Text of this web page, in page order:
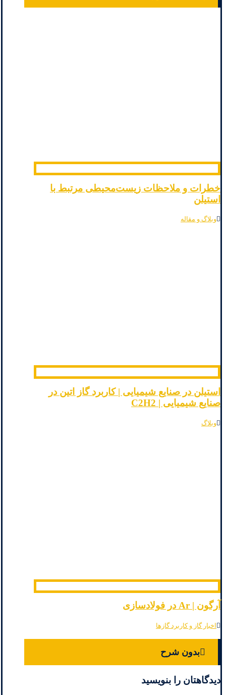
خطرات و ملاحظات زیست‌محیطی مرتبط با
استیلن
وبلاگ و مقاله
استیلن در صنایع شیمیایی | کاربرد گاز اتین در
صنایع شیمیایی | C2H2
وبلاگ
آرگون | Ar در فولادسازی
اخبار گاز و کاربرد گازها
بدون شرح
دیدگاهتان را بنویسید